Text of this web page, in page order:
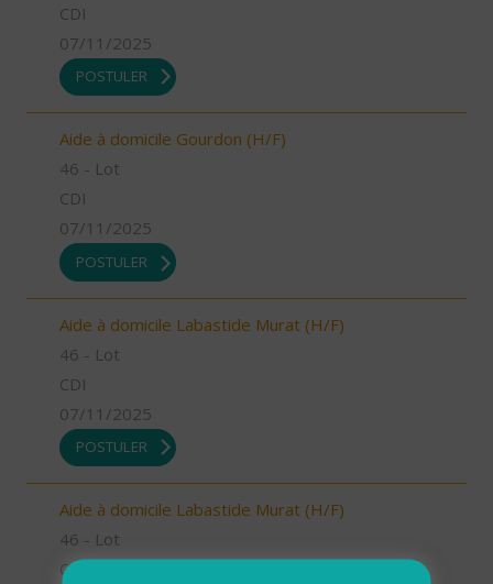
CDI
07/11/2025
POSTULER
Aide à domicile Gourdon (H/F)
46 - Lot
CDI
07/11/2025
POSTULER
Aide à domicile Labastide Murat (H/F)
46 - Lot
CDI
07/11/2025
POSTULER
Aide à domicile Labastide Murat (H/F)
46 - Lot
CDI